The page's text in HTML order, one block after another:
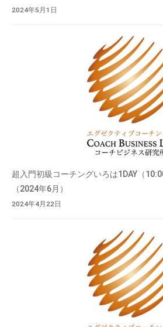
2024年5月1日
超入門初級コーチングいろは1DAY（
（2024年6月）
2024年4月22日